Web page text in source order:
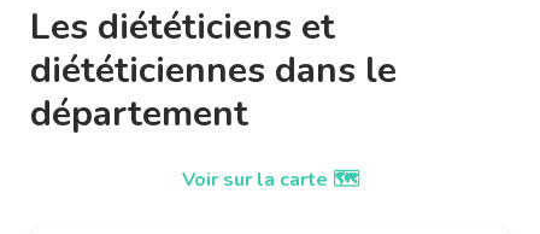
Les diététiciens et
diététiciennes dans le
département
Voir sur la carte 🗺️